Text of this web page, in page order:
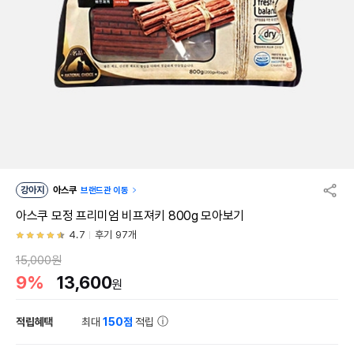
강아지 아스쿠 브랜드관 이동
아스쿠 모정 프리미엄 비프져키 800g 모아보기
4.7 후기 97개
15,000원
9% 13,600원
적립혜택 최대150점 적립